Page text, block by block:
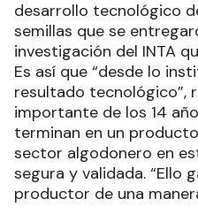
desarrollo tecnológico
semillas que se
investigación del INTA
Es así que “desde lo
resultado tecnológico”,
importante de los 14
terminan en un
sector algodonero en
segura y validada. “Ello
productor de una